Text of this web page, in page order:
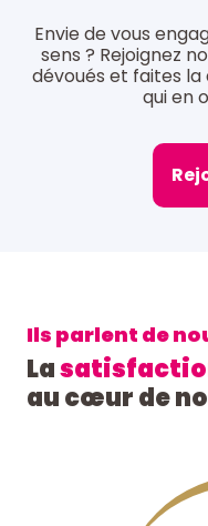
Envie de vous
sens ? Rejoignez
dévoués et faites
qui en
Ils parlent de
La
au cœur de